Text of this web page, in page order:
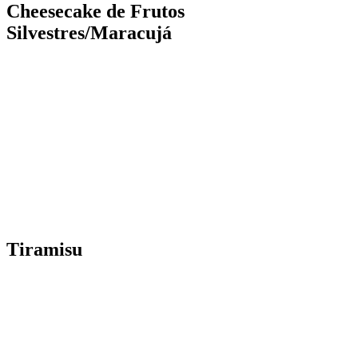
Cheesecake de Frutos
Silvestres/Maracujá
Tiramisu